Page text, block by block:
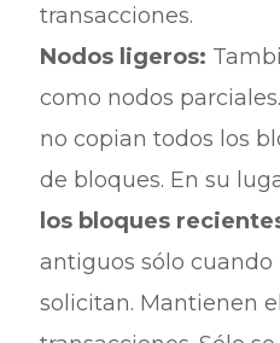
transacciones.
Nodos ligeros:
como nodos
no copian todos los
de bloques. En su
los bloques
antiguos sólo cuando
solicitan. Mantienen